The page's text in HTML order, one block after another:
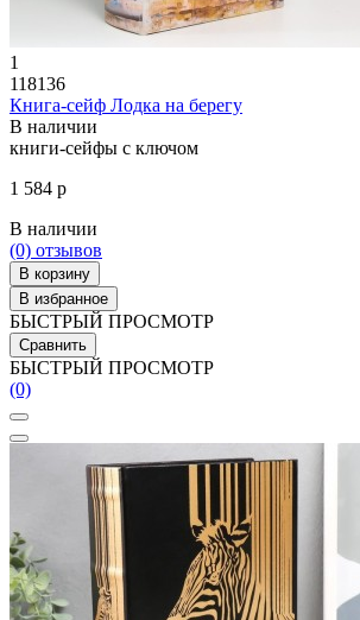
1
118136
Книга-сейф Лодка на берегу
В наличии
книги-сейфы с ключом
1 584 р
В наличии
(0) отзывов
В корзину
В избранное
БЫСТРЫЙ ПРОСМОТР
Сравнить
БЫСТРЫЙ ПРОСМОТР
(0)